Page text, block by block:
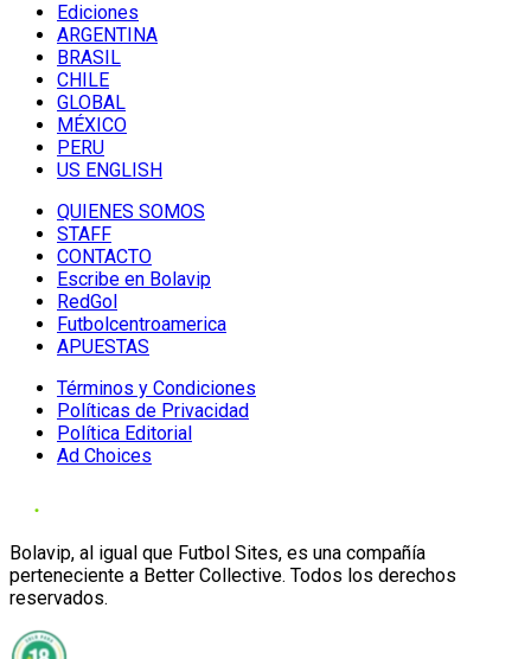
Ediciones
ARGENTINA
BRASIL
CHILE
GLOBAL
MÉXICO
PERU
US ENGLISH
QUIENES SOMOS
STAFF
CONTACTO
Escribe en Bolavip
RedGol
Futbolcentroamerica
APUESTAS
Términos y Condiciones
Políticas de Privacidad
Política Editorial
Ad Choices
Bolavip, al igual que Futbol Sites, es una compañía
perteneciente a Better Collective. Todos los derechos
reservados.